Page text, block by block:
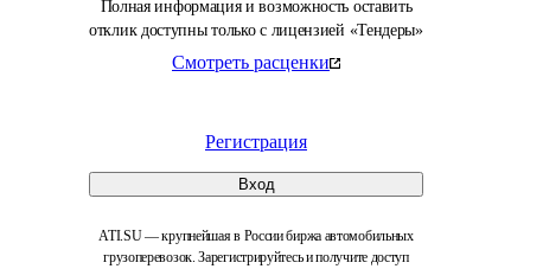
Полная информация и возможность оставить
отклик доступны только с лицензией «Тендеры»
Смотреть расценки
Регистрация
Вход
ATI.SU — крупнейшая в России биржа автомобильных
грузоперевозок. Зарегистрируйтесь и получите доступ